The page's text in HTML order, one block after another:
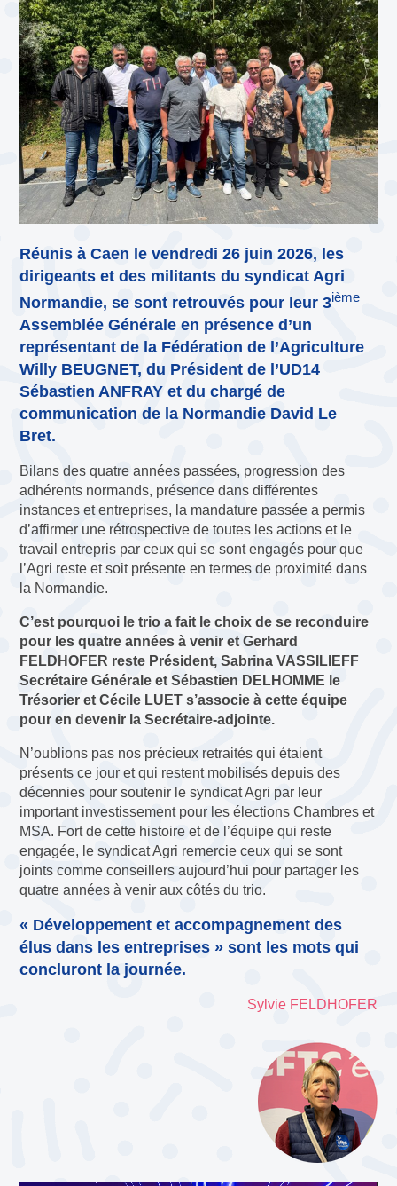
Réunis à Caen le vendredi 26 juin 2026, les
dirigeants et des militants du syndicat Agri
Normandie, se sont retrouvés pour leur 3ième
Assemblée Générale en présence d’un
représentant de la Fédération de l’Agriculture
Willy BEUGNET, du Président de l’UD14
Sébastien ANFRAY et du chargé de
communication de la Normandie David Le
Bret.
Bilans des quatre années passées, progression des
adhérents normands, présence dans différentes
instances et entreprises, la mandature passée a permis
d’affirmer une rétrospective de toutes les actions et le
travail entrepris par ceux qui se sont engagés pour que
l’Agri reste et soit présente en termes de proximité dans
la Normandie.
C’est pourquoi le trio a fait le choix de se reconduire
pour les quatre années à venir et Gerhard
FELDHOFER reste Président, Sabrina VASSILIEFF
Secrétaire Générale et Sébastien DELHOMME le
Trésorier et Cécile LUET s’associe à cette équipe
pour en devenir la Secrétaire-adjointe.
N’oublions pas nos précieux retraités qui étaient
présents ce jour et qui restent mobilisés depuis des
décennies pour soutenir le syndicat Agri par leur
important investissement pour les élections Chambres et
MSA. Fort de cette histoire et de l’équipe qui reste
engagée, le syndicat Agri remercie ceux qui se sont
joints comme conseillers aujourd’hui pour partager les
quatre années à venir aux côtés du trio.
« Développement et accompagnement des
élus dans les entreprises » sont les mots qui
concluront la journée.
Sylvie FELDHOFER